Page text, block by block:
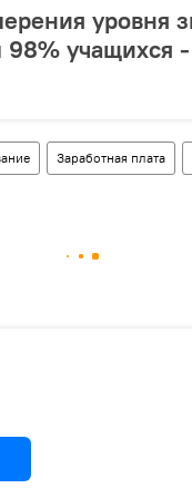
уровня
учащихся -
Заработная плата